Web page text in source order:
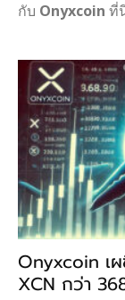
กับ Onyxcoin ที่
Onyxcoin เ
XCN กว่า